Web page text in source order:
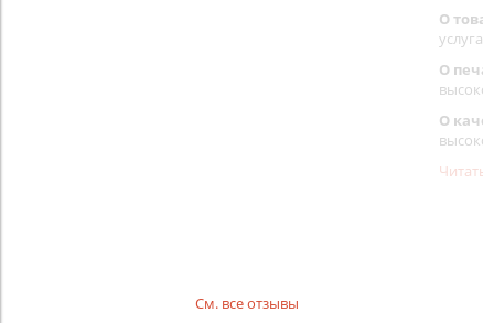
О
услуга
О
О
Читать
См. все отзывы